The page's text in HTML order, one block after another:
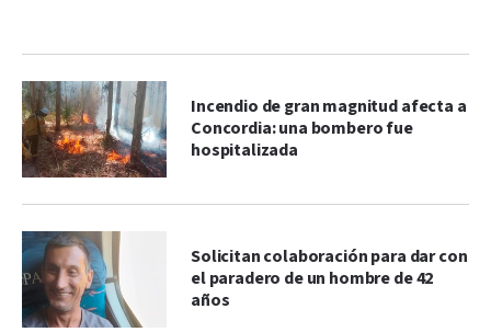
Incendio de gran magnitud afecta a
Concordia: una bombero fue
hospitalizada
Solicitan colaboración para dar con
el paradero de un hombre de 42
años